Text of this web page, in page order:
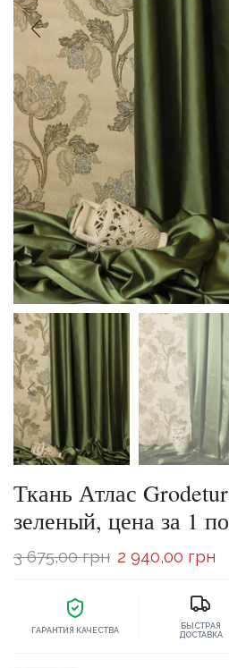
Ткань Атлас
зеленый, цена за 1
3 675,00грн
составляла
3
2 940,00 грн
ГАРАНТИЯ КАЧЕСТВА
БЫСТРАЯ
ДОСТАВКА